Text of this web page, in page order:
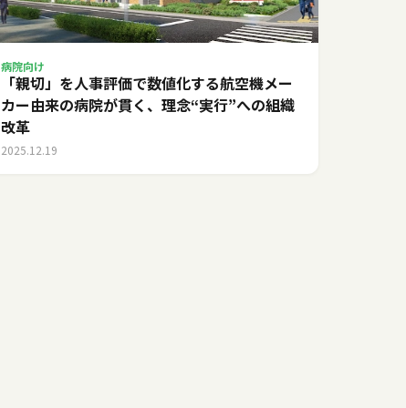
病院向け
「親切」を人事評価で数値化する――航空機メー
カー由来の病院が貫く、理念“実行”への組織
改革
2025.12.19